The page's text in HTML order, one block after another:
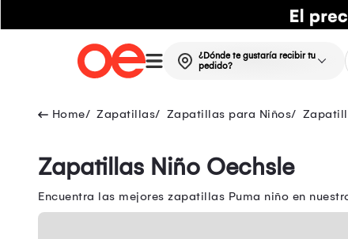
¿Dónde te gustaría recibir tu
pedido?
Zapatillas Zapatillas para Niños
Zapatillas Niño Oechsle
Encuentra las mejores zapatillas Puma niño en